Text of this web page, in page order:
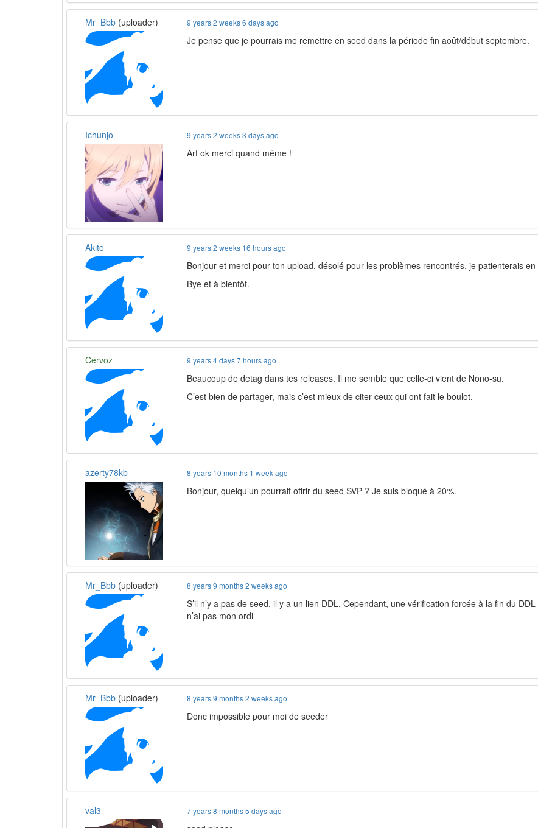
Mr_Bbb(uploader) 9 years 2 weeks 6 days ago
Je pense que je pourrais me remettre en seed dans la période fin août/début septembre.
Ichunjo 9 years 2 weeks 3 days ago
Arf ok merci quand même !
Akito 9 years 2 weeks 16 hours ago
Bonjour et merci pour ton upload, désolé pour les problèmes rencontrés, je patienterais en
Bye et à bientôt.
Cervoz 9 years 4 days 7 hours ago
Beaucoup de detag dans tes releases. Il me semble que celle-ci vient de Nono-su.
C’est bien de partager, mais c’est mieux de citer ceux qui ont fait le boulot.
azerty78kb 8 years 10 months 1 week ago
Bonjour, quelqu’un pourrait offrir du seed SVP ? Je suis bloqué à 20%.
Mr_Bbb(uploader) 8 years 9 months 2 weeks ago
S’il n’y a pas de seed, il y a un lien DDL. Cependant, une vérification forcée à la fin du
n’ai pas mon ordi
Mr_Bbb(uploader) 8 years 9 months 2 weeks ago
Donc impossible pour moi de seeder
val3 7 years 8 months 5 days ago